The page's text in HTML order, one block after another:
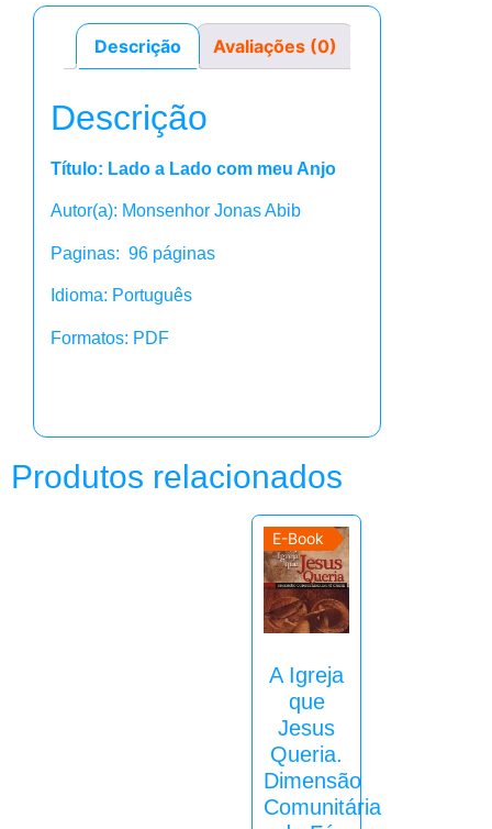
Descrição Avaliações (0)
Descrição
Título: Lado a Lado com meu Anjo
Autor(a): Monsenhor Jonas Abib
Paginas: 96 páginas
Idioma: Português
Formatos: PDF
Produtos relacionados
E-Book
A Igreja
que
Jesus
Queria.
Dimensão
Comunitária